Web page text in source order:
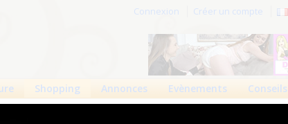
Connexion Créer un compte
Shopping Annonces Evènements Conseils